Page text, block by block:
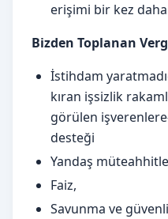
erişimi bir kez
Bizden Toplanan
İstihdam
kıran işsizlik
görülen
desteği
Yandaş
Faiz,
Savunma ve